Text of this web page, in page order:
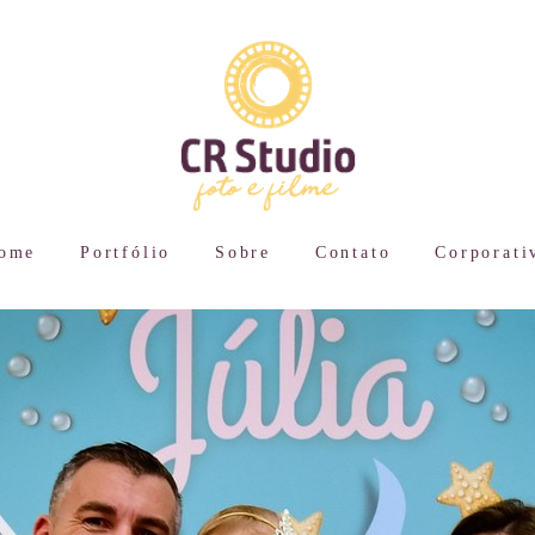
Portfólio Sobre Contato